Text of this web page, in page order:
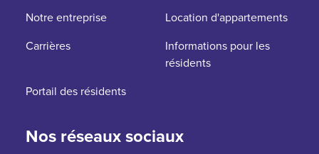
Notre entreprise
Location d'appartements
Carrières
Informations pour les
résidents
Portail des résidents
Nos réseaux sociaux